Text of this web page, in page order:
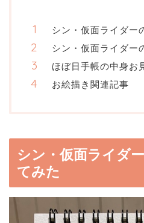
シン・仮面ライダー
シン・仮面ライダー
ほぼ日手帳の中身お
お絵描き関連記事
シン・仮面ライダ
てみた